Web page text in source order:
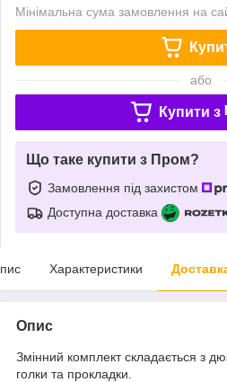
Мінімальна сума замовлення на
або
Купити з
Що таке купити з Пром?
Замовлення під захистом
Доступна доставка
Характеристики
Опис
Змінний комплект складається з
голки та прокладки.